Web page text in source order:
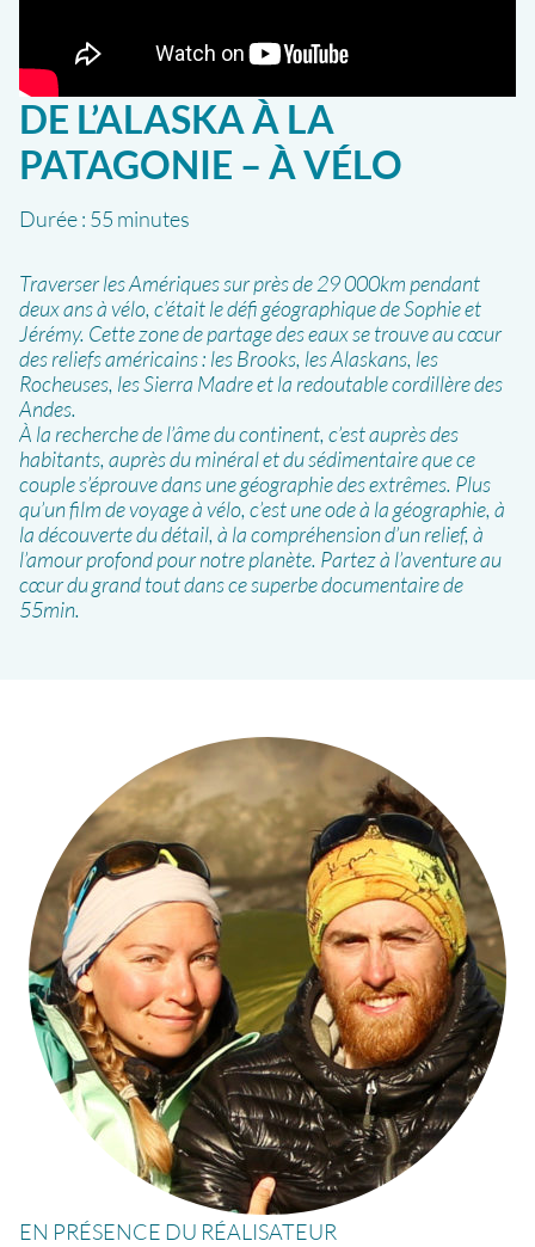
DE L’ALASKA À LA
PATAGONIE – À VÉLO
Durée : 55 minutes
Traverser les Amériques sur près de 29 000km pendant
deux ans à vélo, c’était le défi géographique de Sophie et
Jérémy. Cette zone de partage des eaux se trouve au cœur
des reliefs américains : les Brooks, les Alaskans, les
Rocheuses, les Sierra Madre et la redoutable cordillère des
Andes.
À la recherche de l’âme du continent, c’est auprès des
habitants, auprès du minéral et du sédimentaire que ce
couple s’éprouve dans une géographie des extrêmes. Plus
qu’un film de voyage à vélo, c’est une ode à la géographie, à
la découverte du détail, à la compréhension d’un relief, à
l’amour profond pour notre planète. Partez à l’aventure au
cœur du grand tout dans ce superbe documentaire de
55min.
EN PRÉSENCE DU RÉALISATEUR